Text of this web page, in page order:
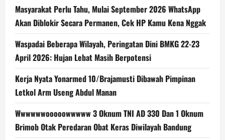
Masyarakat Perlu Tahu, Mulai September 2026 WhatsApp
Akan Diblokir Secara Permanen, Cek HP Kamu Kena Nggak
Waspadai Beberapa Wilayah, Peringatan Dini BMKG 22-23
April 2026: Hujan Lebat Masih Berpotensi
Kerja Nyata Yonarmed 10/Brajamusti Dibawah Pimpinan
Letkol Arm Useng Abdul Manan
Wwwwwwooooowwwww 3 Oknum TNI AD 330 Dan 1 Oknum
Brimob Otak Peredaran Obat Keras Diwilayah Bandung